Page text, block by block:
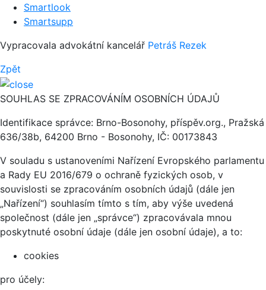
Smartlook
Smartsupp
Vypracovala advokátní kancelář Petráš Rezek
Zpět
SOUHLAS SE ZPRACOVÁNÍM OSOBNÍCH ÚDAJŮ
Identifikace správce: Brno-Bosonohy, příspěv.org., Pražská
636/38b, 64200 Brno - Bosonohy, IČ: 00173843
V souladu s ustanoveními Nařízení Evropského parlamentu
a Rady EU 2016/679 o ochraně fyzických osob, v
souvislosti se zpracováním osobních údajů (dále jen
„Nařízení“) souhlasím tímto s tím, aby výše uvedená
společnost (dále jen „správce“) zpracovávala mnou
poskytnuté osobní údaje (dále jen osobní údaje), a to:
cookies
pro účely: